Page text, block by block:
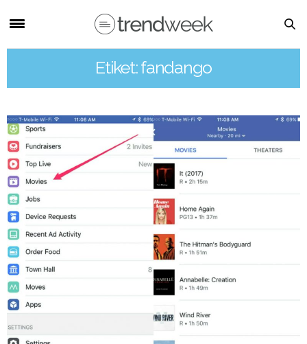
Etiket: fandango